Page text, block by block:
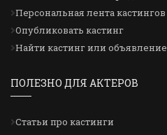
Персональная лента кастингов
Опубликовать кастинг
Найти кастинг или объявление
ПОЛЕЗНО ДЛЯ АКТЕРОВ
Статьи про кастинги